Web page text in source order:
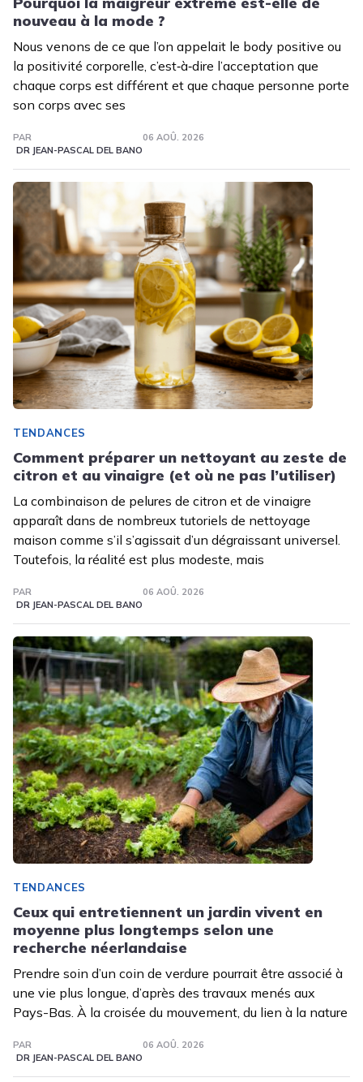
nouveau à la mode ?
Nous venons de ce que l’on appelait le body positive ou
la positivité corporelle, c’est‑à‑dire l’acceptation que
chaque corps est différent et que chaque personne porte
son corps avec ses
PAR
DR JEAN-PASCAL DEL BANO
06 AOÛ. 2026
TENDANCES
Comment préparer un nettoyant au zeste de
citron et au vinaigre (et où ne pas l’utiliser)
La combinaison de pelures de citron et de vinaigre
apparaît dans de nombreux tutoriels de nettoyage
maison comme s’il s’agissait d’un dégraissant universel.
Toutefois, la réalité est plus modeste, mais
PAR
DR JEAN-PASCAL DEL BANO
06 AOÛ. 2026
TENDANCES
Ceux qui entretiennent un jardin vivent en
moyenne plus longtemps selon une
recherche néerlandaise
Prendre soin d’un coin de verdure pourrait être associé à
une vie plus longue, d’après des travaux menés aux
Pays-Bas. À la croisée du mouvement, du lien à la nature
PAR
DR JEAN-PASCAL DEL BANO
06 AOÛ. 2026